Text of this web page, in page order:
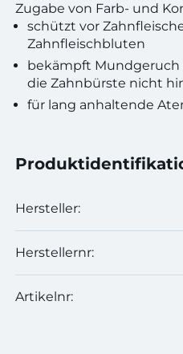
Zugabe von Farb- und
schützt vor
Zahnfleischbluten
bekämpft
die Zahnbürste nicht
für lang anhaltende
Hersteller:
Herstellernr:
Artikelnr: